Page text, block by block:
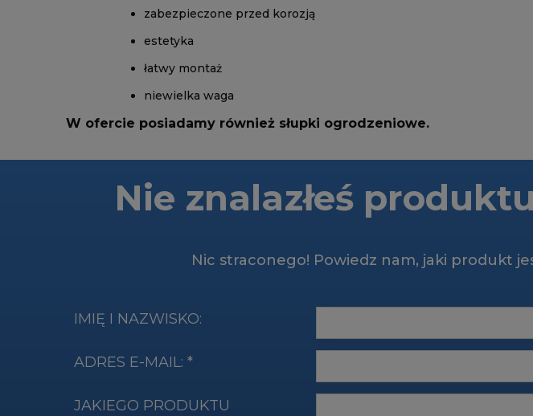
zabezpieczone przed korozją
estetyka
łatwy montaż
niewielka waga
W ofercie posiadamy również słupki ogrodzeniowe.
Nie znalazłeś
Nic straconego! Powiedz nam, jaki produkt
IMIĘ I NAZWISKO:
ADRES E-MAIL: *
JAKIEGO PRODUKTU